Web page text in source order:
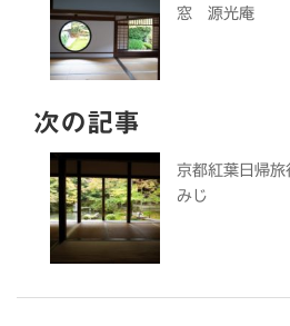
窓 源光庵
次の記事
京都紅葉日帰
みじ